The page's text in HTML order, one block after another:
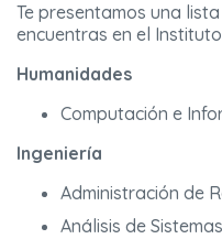
Te presentamos una
encuentras en el
Humanidades
Computación e
Ingeniería
Administración de
Análisis de Sistemas